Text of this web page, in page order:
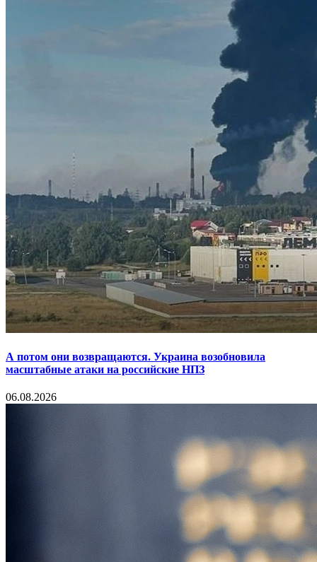
А потом они возвращаются. Украина возобновила
масштабные атаки на российские НПЗ
06.08.2026